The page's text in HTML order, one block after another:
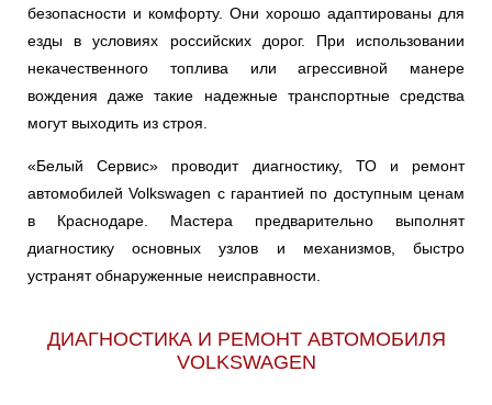
SHARAN
TARO TERAMONT
TOUAREG TOURAN UP
VENTO
безопасности и комфорту. Они хорошо адаптированы для
езды в условиях российских дорог. При использовании
некачественного топлива или агрессивной манере
вождения даже такие надежные транспортные средства
могут выходить из строя.
«Белый Сервис» проводит диагностику, ТО и ремонт
автомобилей Volkswagen с гарантией по доступным ценам
в Краснодаре. Мастера предварительно выполнят
диагностику основных узлов и механизмов, быстро
устранят обнаруженные неисправности.
ДИАГНОСТИКА И РЕМОНТ АВТОМОБИЛЯ
VOLKSWAGEN